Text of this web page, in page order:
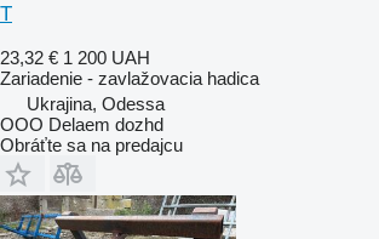
T
23,32 € 1 200 UAH
Zariadenie - zavlažovacia hadica
Ukrajina, Odessa
OOO Delaem dozhd
Obráťte sa na predajcu